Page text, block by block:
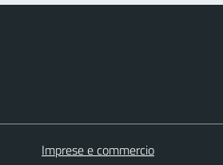
Imprese e commercio